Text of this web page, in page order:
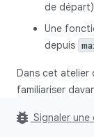
de
Une
depuis
Dans cet atelier
familiariser
Les fonctions
bug_report Signaler une